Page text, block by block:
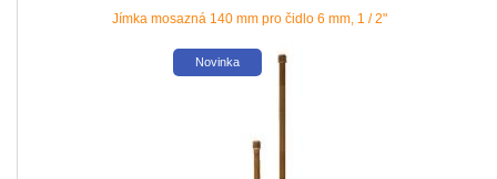
Jímka mosazná 140 mm pro čidlo 6 mm, 1 / 2"
Novinka